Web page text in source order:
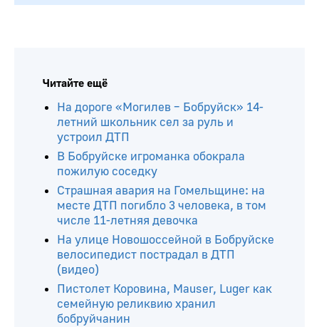
Читайте ещё
На дороге «Могилев – Бобруйск» 14-
летний школьник сел за руль и
устроил ДТП
В Бобруйске игроманка обокрала
пожилую соседку
Страшная авария на Гомельщине: на
месте ДТП погибло 3 человека, в том
числе 11-летняя девочка
На улице Новошоссейной в Бобруйске
велосипедист пострадал в ДТП
(видео)
Пистолет Коровина, Mauser, Luger как
семейную реликвию хранил
бобруйчанин